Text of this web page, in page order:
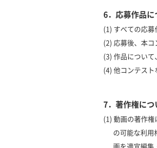
6．応募作品に
(1) すべての応募
(2) 応募後、本コ
(3) 作品について
(4) 他コンテス
7．著作権につ
(1) 動画の著作
の可能な利用
画を適宜編集